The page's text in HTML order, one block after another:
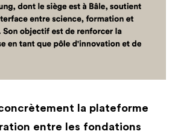
la plateforme
entre les fondations